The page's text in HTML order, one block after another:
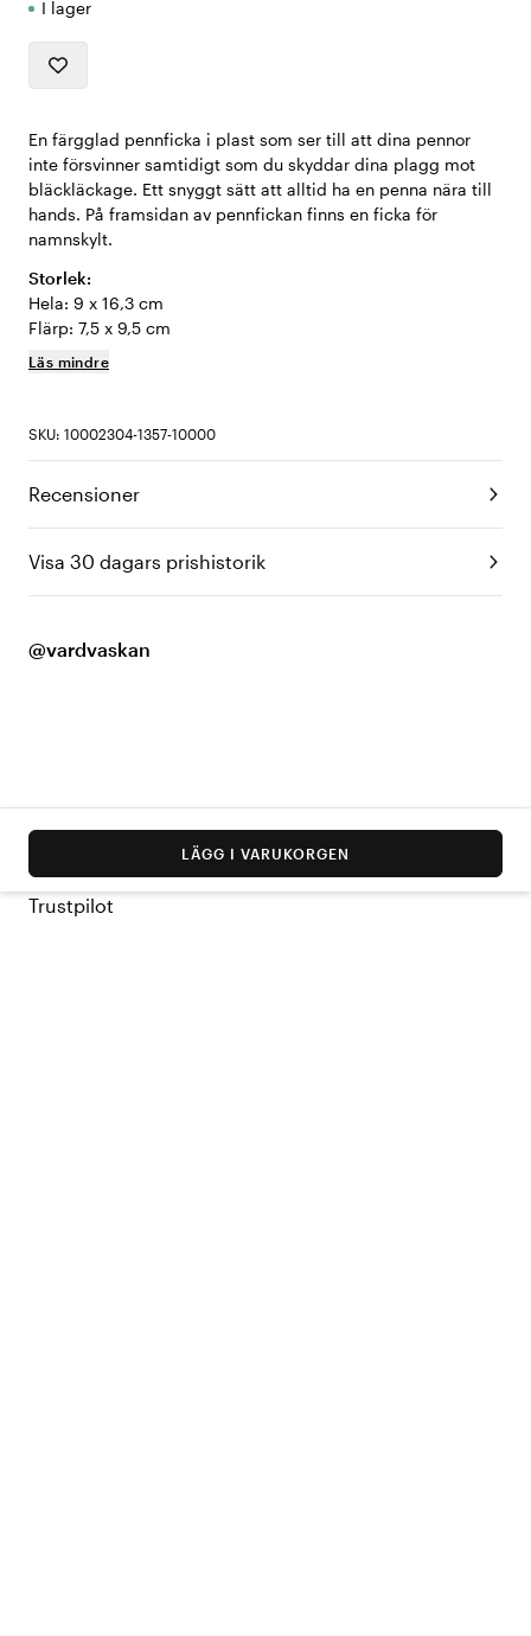
I lager
En färgglad pennficka i plast som ser till att dina pennor
inte försvinner samtidigt som du skyddar dina plagg mot
bläckläckage. Ett snyggt sätt att alltid ha en penna nära till
hands. På framsidan av pennfickan finns en ficka för
namnskylt.
Storlek:
Hela: 9 x 16,3 cm
Flärp: 7,5 x 9,5 cm
Läs mindre
SKU: 10002304-1357-10000
Recensioner
Visa 30 dagars prishistorik
@vardvaskan
LÄGG I VARUKORGEN
Trustpilot